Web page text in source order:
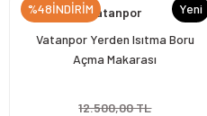
%48İNDİRİM Yeni
Vatanpor
Vatanpor Yerden Isıtma Boru
Açma Makarası
12.500,00 TL